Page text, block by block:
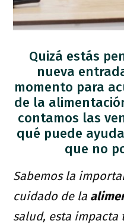
Quizá estás
nueva
momento para
de la
contamos las
qué puede
que no
Sabemos la
cuidado de la
salud, esta impacta